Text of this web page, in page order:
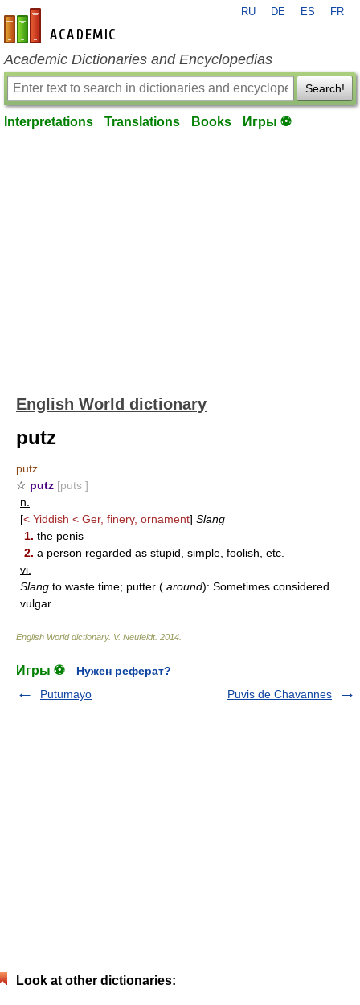
en-academic.com
RU DE ES FR
Academic Dictionaries and Encyclopedias
Search!
Interpretations Translations Books Игры ⚽
English World dictionary
putz
putz
☆ putz [puts ]
n.
[< Yiddish < Ger, finery, ornament] Slang
1. the penis
2. a person regarded as stupid, simple, foolish, etc.
vi.
Slang to waste time; putter ( around): Sometimes considered
vulgar
English World dictionary. V. Neufeldt. 2014
Игры ⚽
Нужен реферат?
Putumayo
Puvis de Chavannes
Look at other dictionaries: